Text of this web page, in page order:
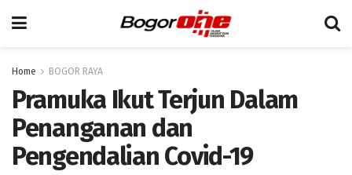
Home BOGOR RAYA
Pramuka Ikut Terjun Dalam
Penanganan dan
Pengendalian Covid-19